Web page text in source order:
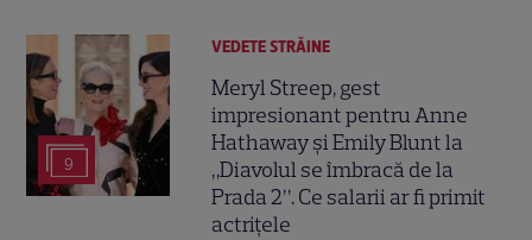
9
VEDETE STRĂINE
Meryl Streep, gest
impresionant pentru Anne
Hathaway și Emily Blunt la
„Diavolul se îmbracă de la
Prada 2”. Ce salarii ar fi primit
actrițele